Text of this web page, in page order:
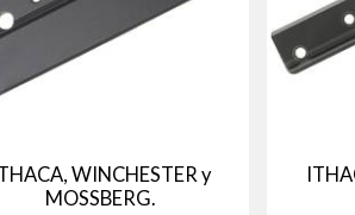
WINCHESTER y
MOSSBERG.